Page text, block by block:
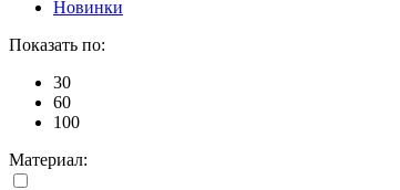
Новинки
Показать по:
30
60
100
Материал: